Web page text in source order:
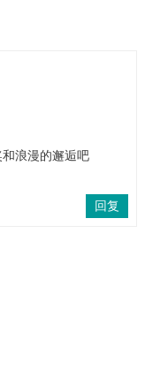
浪漫的邂逅吧
回复